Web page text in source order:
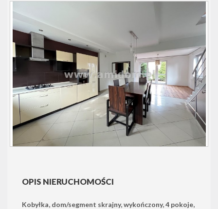
OPIS NIERUCHOMOŚCI
Kobyłka, dom/segment skrajny, wykończony, 4 pokoje,